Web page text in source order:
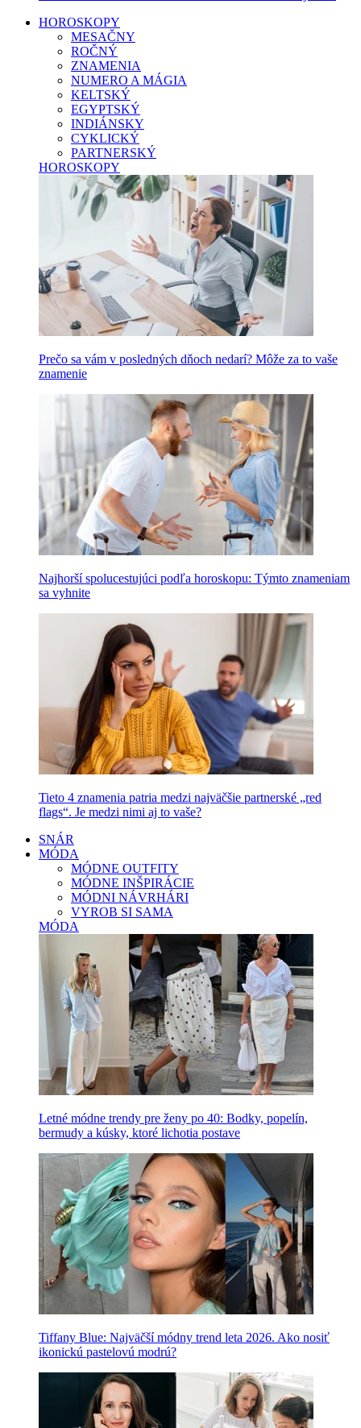
HOROSKOPY
MESAČNY
ROČNÝ
ZNAMENIA
NUMERO A MÁGIA
KELTSKÝ
EGYPTSKÝ
INDIÁNSKY
CYKLICKÝ
PARTNERSKÝ
HOROSKOPY
Prečo sa vám v posledných dňoch nedarí? Môže za to vaše
znamenie
Najhorší spolucestujúci podľa horoskopu: Týmto znameniam
sa vyhnite
Tieto 4 znamenia patria medzi najväčšie partnerské „red
flags“. Je medzi nimi aj to vaše?
SNÁR
MÓDA
MÓDNE OUTFITY
MÓDNE INŠPIRÁCIE
MÓDNI NÁVRHÁRI
VYROB SI SAMA
MÓDA
Letné módne trendy pre ženy po 40: Bodky, popelín,
bermudy a kúsky, ktoré lichotia postave
Tiffany Blue: Najväčší módny trend leta 2026. Ako nosiť
ikonickú pastelovú modrú?